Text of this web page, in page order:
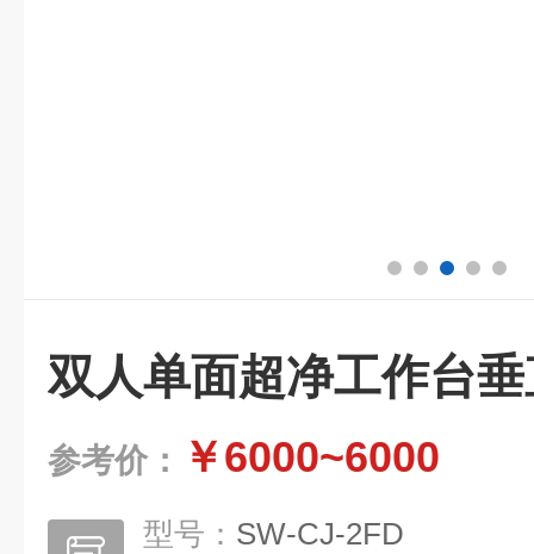
双人单面超净工作台
参考价： ￥6000~6000
型号： SW-CJ-2FD